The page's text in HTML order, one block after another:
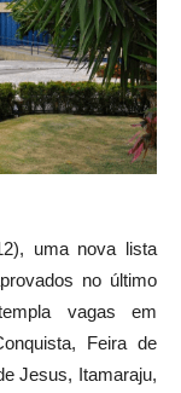
uma nova lista
no último
vagas em
Feira de
Jesus, Itamaraju,